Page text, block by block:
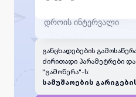
განცხადებების
ძირითადი პარამეტრები
"გამოწერა"-ს:
სამუშაოების